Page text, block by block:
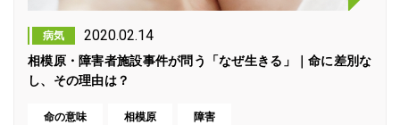
病気 2020.02.14
相模原・障害者施設事件が問う「なぜ生きる」｜命に差別な
し、その理由は？
命の意味 相模原 障害